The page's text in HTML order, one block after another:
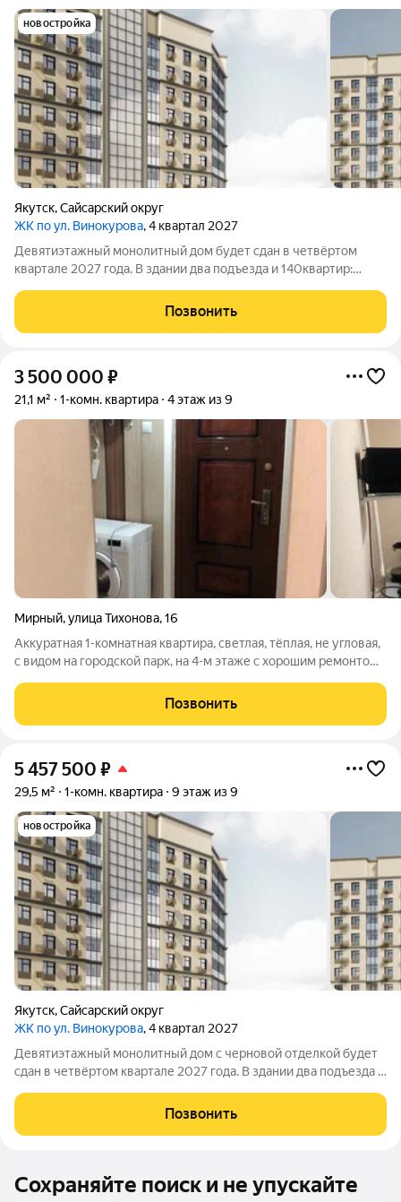
новостройка
Якутск,Сайсарский округ
ЖК по ул. Винокурова, 4 квартал 2027
Девятиэтажный монолитный дом будет сдан в четвёртом
квартале 2027 года. В здании два подъезда и 140квартир:
придомовой территории обустроят детскую площадку,
тротуар и наружное освещение,
Позвонить
3 500 000 ₽
21,1 м² 1-комн. квартира 4 этаж из 9
Мирный,улица Тихонова,16
Аккуратная 1-комнатная квартира, светлая, тёплая, не угловая,
с видом на городской парк, на 4-м этаже с хорошим ремонтом,
квартира в ипотеке ВТБ, все подробности по телефону или в
сообщениях.
Позвонить
5 457 500 ₽
29,5 м² 1-комн. квартира 9 этаж из 9
новостройка
Якутск,Сайсарский округ
ЖК по ул. Винокурова, 4 квартал 2027
Девятиэтажный монолитный дом с черновой отделкой будет
сдан в четвёртом квартале 2027 года. В здании два подъезда и
обустроят детскую площадку, тротуар и наружное освещение,
предусмотрят много
Позвонить
Сохраняйте поиск и не упускайте